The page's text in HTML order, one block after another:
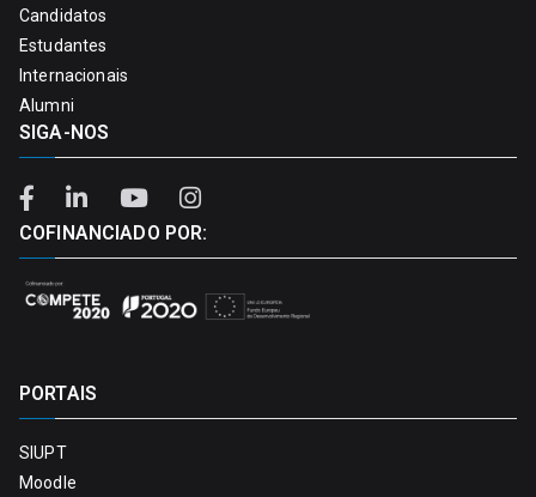
Candidatos
Estudantes
Internacionais
Alumni
SIGA-NOS
COFINANCIADO POR:
PORTAIS
SIUPT
Moodle